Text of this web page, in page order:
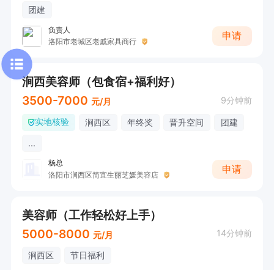
团建
负责人
洛阳市老城区老戚家具商行
申请
涧西美容师（包食宿+福利好）
3500-7000 元/月 9分钟前
实地核验 涧西区 年终奖 晋升空间
团建
...
杨总
洛阳市涧西区简宜生丽芝媛美容店
申请
美容师（工作轻松好上手）
5000-8000 元/月 14分钟前
涧西区 节日福利